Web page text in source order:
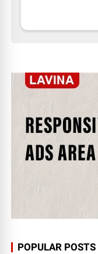
POPULAR POSTS